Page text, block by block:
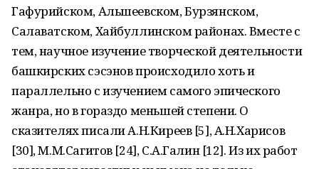
Гафурийском, Альшеевском, Бурзянском,
Салаватском, Хайбуллинском районах. Вместе с
тем, научное изучение творческой деятельности
башкирских сэсэнов происходило хоть и
параллельно с изучением самого эпического
жанра, но в гораздо меньшей степени. О
сказителях писали А.Н.Киреев [5], А.Н.Харисов
[30], М.М.Сагитов [24], С.А.Галин [12]. Из их работ